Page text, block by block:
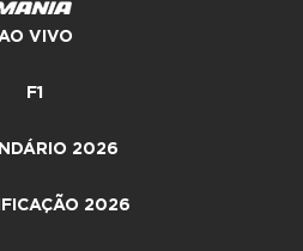
AO VIVO
F1
2026
2026